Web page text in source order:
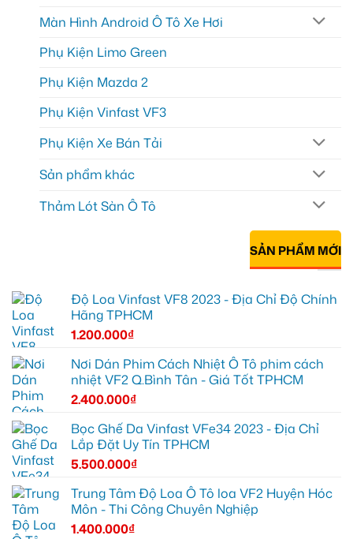
Màn Hình Android Ô Tô Xe Hơi
Phụ Kiện Limo Green
Phụ Kiện Mazda 2
Phụ Kiện Vinfast VF3
Phụ Kiện Xe Bán Tải
Sản phẩm khác
Thảm Lót Sàn Ô Tô
SẢN PHẨM MỚI
Độ Loa Vinfast VF8 2023 - Địa Chỉ Độ Chính
Hãng TPHCM
1.200.000₫
Nơi Dán Phim Cách Nhiệt Ô Tô phim cách
nhiệt VF2 Q.Bình Tân - Giá Tốt TPHCM
2.400.000₫
Bọc Ghế Da Vinfast VFe34 2023 - Địa Chỉ
Lắp Đặt Uy Tín TPHCM
5.500.000₫
Trung Tâm Độ Loa Ô Tô loa VF2 Huyện Hóc
Môn - Thi Công Chuyên Nghiệp
1.400.000₫